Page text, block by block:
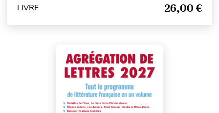
LIVRE 26,00 €